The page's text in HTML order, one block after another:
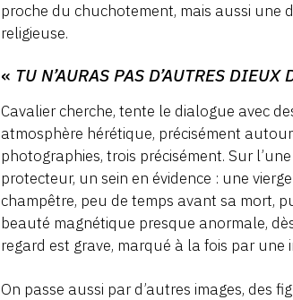
proche du chuchotement, mais aussi une
religieuse.
« TU N’AURAS PAS D’AUTRES DIEUX
Cavalier cherche, tente le dialogue avec
atmosphère hérétique, précisément
photographies, trois précisément. Sur
protecteur, un sein en évidence : une
champêtre, peu de temps avant sa mort,
beauté magnétique presque anormale,
regard est grave, marqué à la fois par
On passe aussi par d’autres images, des